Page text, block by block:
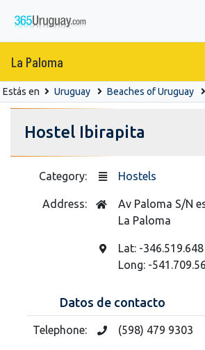
La Paloma
Estás en Uruguay Beaches of Uruguay
Hostel Ibirapita
Category: Hostels
Address:
Av Paloma S/N
La Paloma
Lat: -346.519.648
Long: -
Datos de contacto
Telephone: (598) 479 9303